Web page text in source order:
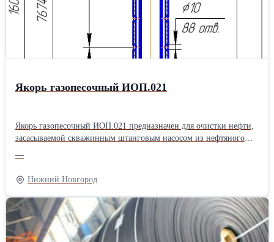
Якорь газопесочный ИОП.021
Якорь газопесочный ИОП.021 предназначен для очистки нефти,
засасываемой скважинным штанговым насосом из нефтяного
корпуса, нижнего корпуса, патрубка, соединительных муфт,
внутренней трубы и пробки. Все детали якоря за исключением
внутренней трубы имеют резьбы НКТ73 ГОСТ 633-80 с шагом
2,54 мм. Для забора рабочей среды из затрубного пространства
верхний корпус имеет 88 отверстий Ø10мм. Характеристики: -
диаметр эксплуатационной колонны…114, 146, 168; -
габаритные размеры: длина 16058 мм, диаметр Ø89 мм; - масса
—
Нижний Новгород